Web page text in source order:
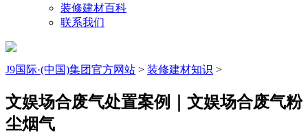
装修建材百科
联系我们
J9国际·(中国)集团官方网站 > 装修建材知识 >
文娱场合废气处置案例｜文娱场合废气粉
尘烟气